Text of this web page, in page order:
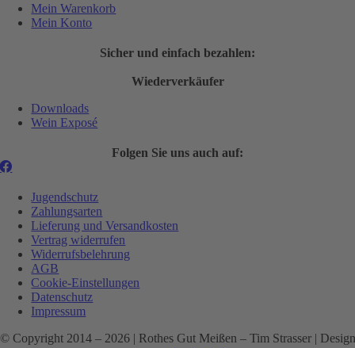
Mein Warenkorb
Mein Konto
Sicher und einfach bezahlen:
Wiederverkäufer
Downloads
Wein Exposé
Folgen Sie uns auch auf:
Jugendschutz
Zahlungsarten
Lieferung und Versandkosten
Vertrag widerrufen
Widerrufsbelehrung
AGB
Cookie-Einstellungen
Datenschutz
Impressum
© Copyright 2014 – 2026 | Rothes Gut Meißen – Tim Strasser | Design